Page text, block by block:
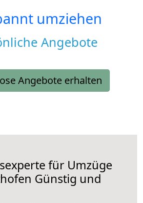
umziehen
Angebote
Angebote erhalten
für Umzüge
Günstig und